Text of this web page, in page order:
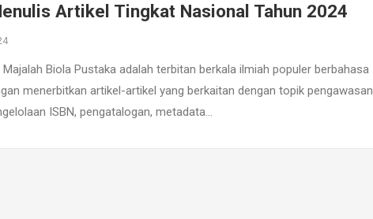
Artikel Tingkat Nasional Tahun 2024
Biola Pustaka adalah terbitan berkala ilmiah populer berbahasa
menerbitkan artikel-artikel yang berkaitan dengan topik pengawasan
ISBN, pengatalogan, metadata…